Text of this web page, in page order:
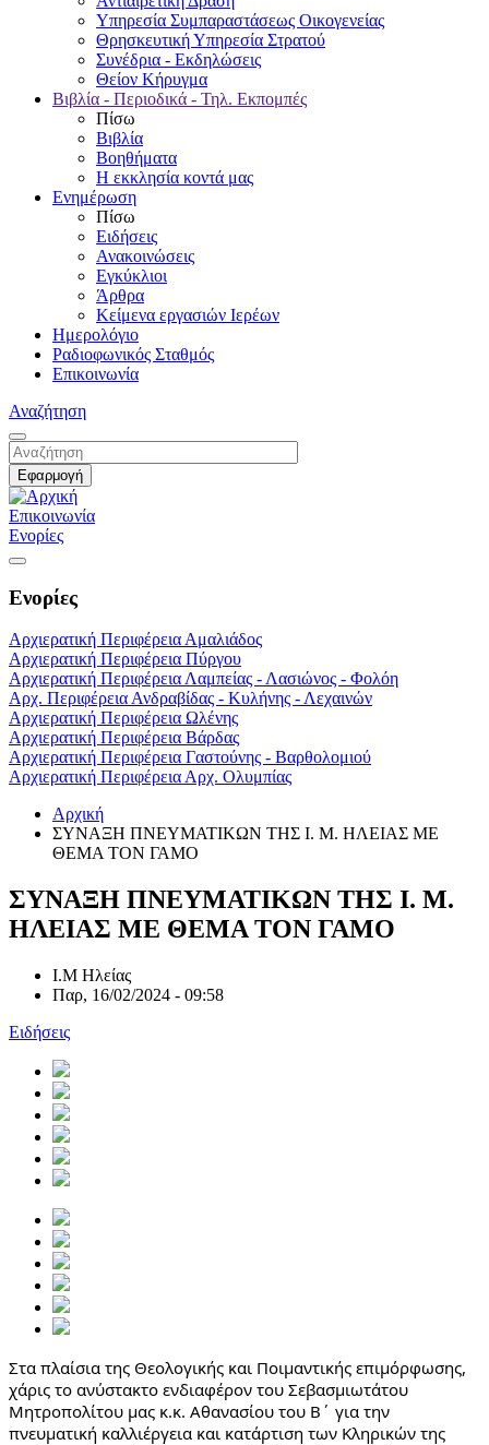
Υπηρεσία Συμπαραστάσεως Οικογενείας
Θρησκευτική Υπηρεσία Στρατού
Συνέδρια - Εκδηλώσεις
Θείον Κήρυγμα
Βιβλία - Περιοδικά - Τηλ. Εκπομπές
Πίσω
Βιβλία
Βοηθήματα
Η εκκλησία κοντά μας
Ενημέρωση
Πίσω
Ειδήσεις
Ανακοινώσεις
Εγκύκλιοι
Άρθρα
Κείμενα εργασιών Ιερέων
Ημερολόγιο
Ραδιοφωνικός Σταθμός
Επικοινωνία
Αναζήτηση
Επικοινωνία
Ενορίες
Ενορίες
Αρχιερατική Περιφέρεια Αμαλιάδος
Αρχιερατική Περιφέρεια Πύργου
Αρχιερατική Περιφέρεια Λαμπείας - Λασιώνος - Φολόη
Αρχ. Περιφέρεια Ανδραβίδας - Κυλήνης - Λεχαινών
Αρχιερατική Περιφέρεια Ωλένης
Αρχιερατική Περιφέρεια Βάρδας
Αρχιερατική Περιφέρεια Γαστούνης - Βαρθολομιού
Αρχιερατική Περιφέρεια Αρχ. Ολυμπίας
Αρχική
ΣΥΝΑΞΗ ΠΝΕΥΜΑΤΙΚΩΝ ΤΗΣ Ι. Μ. ΗΛΕΙΑΣ ΜΕ
ΘΕΜΑ ΤΟΝ ΓΑΜΟ
ΣΥΝΑΞΗ ΠΝΕΥΜΑΤΙΚΩΝ ΤΗΣ Ι. Μ.
ΗΛΕΙΑΣ ΜΕ ΘΕΜΑ ΤΟΝ ΓΑΜΟ
Ι.Μ Ηλείας
Παρ, 16/02/2024 - 09:58
Ειδήσεις
Στα πλαίσια της Θεολογικής και Ποιμαντικής επιμόρφωσης,
χάρις το ανύστακτο ενδιαφέρον του Σεβασμιωτάτου
Μητροπολίτου μας κ.κ. Αθανασίου του Β΄ για την
πνευματική καλλιέργεια και κατάρτιση των Κληρικών της